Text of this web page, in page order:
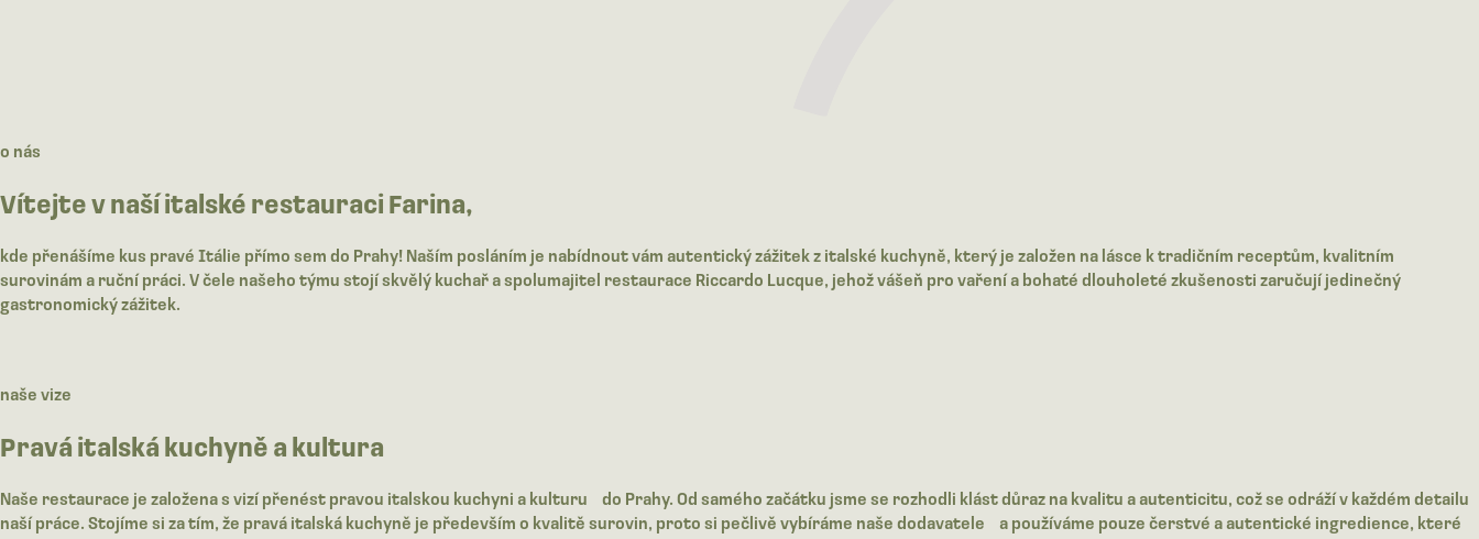
o nás
Vítejte v naší italské restauraci Farina,
kde přenášíme kus pravé Itálie přímo sem do Prahy! Naším posláním je nabídnout vám autentický zážitek z italské kuchyně, který je založen na lásce k tradičním receptům, kvalitním
surovinám a ruční práci. V čele našeho týmu stojí skvělý kuchař a spolumajitel restaurace Riccardo Lucque, jehož vášeň pro vaření a bohaté dlouholeté zkušenosti zaručují jedinečný
gastronomický zážitek.
naše vize
Pravá italská kuchyně a kultura
Naše restaurace je založena s vizí přenést pravou italskou kuchyni a kulturu do Prahy. Od samého začátku jsme se rozhodli klást důraz na kvalitu a autenticitu, což se odráží v každém detailu
naší práce. Stojíme si za tím, že pravá italská kuchyně je především o kvalitě surovin, proto si pečlivě vybíráme naše dodavatele a používáme pouze čerstvé a autentické ingredience, které